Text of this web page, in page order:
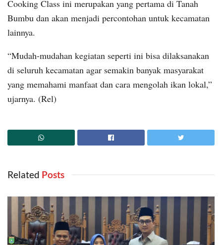
Cooking Class ini merupakan yang pertama di Tanah
Bumbu dan akan menjadi percontohan untuk kecamatan
lainnya.
“Mudah-mudahan kegiatan seperti ini bisa dilaksanakan
di seluruh kecamatan agar semakin banyak masyarakat
yang memahami manfaat dan cara mengolah ikan lokal,”
ujarnya. (Rel)
Related ‎ Posts